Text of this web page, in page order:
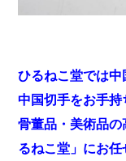
ひるねこ堂では中
中国切手をお手持
骨董品・美術品
るねこ堂」にお任